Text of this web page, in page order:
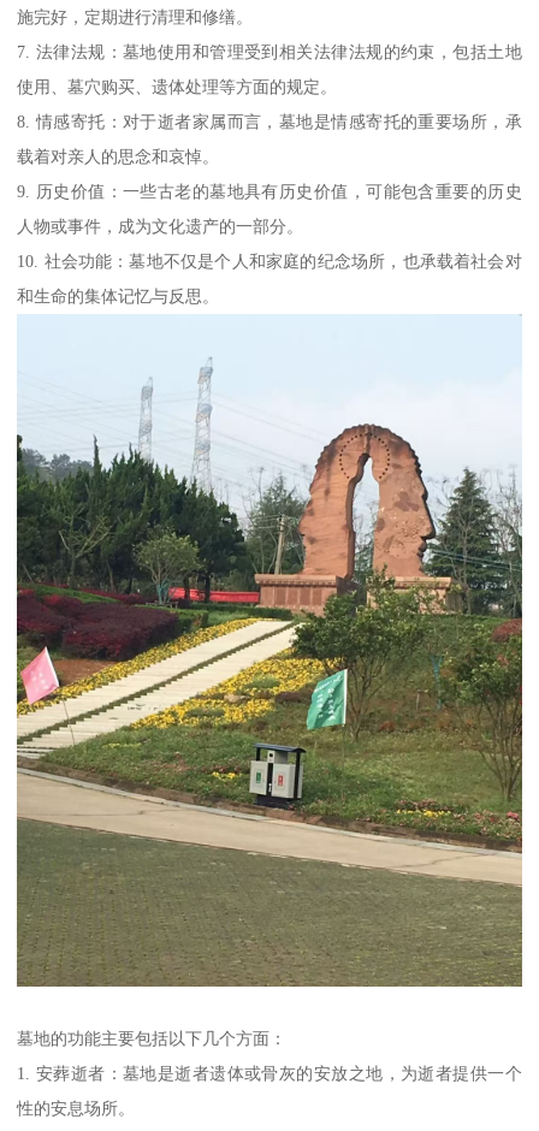
施完好，定期进行清理和修缮。
7. 法律法规：墓地使用和管理受到相关法律法规的约束，包括土地
使用、墓穴购买、遗体处理等方面的规定。
8. 情感寄托：对于逝者家属而言，墓地是情感寄托的重要场所，承
载着对亲人的思念和哀悼。
9. 历史价值：一些古老的墓地具有历史价值，可能包含重要的历史
人物或事件，成为文化遗产的一部分。
10. 社会功能：墓地不仅是个人和家庭的纪念场所，也承载着社会对
和生命的集体记忆与反思。
墓地的功能主要包括以下几个方面：
1. 安葬逝者：墓地是逝者遗体或骨灰的安放之地，为逝者提供一个
性的安息场所。